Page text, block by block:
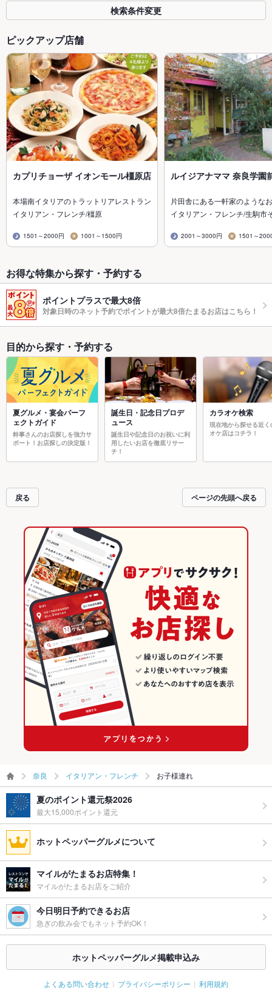
検索条件変更
ピックアップ店舗
カプリチョーザ イオンモール橿原店
本場南イタリアのトラットリアレストラン
イタリアン・フレンチ/橿原
1501～2000円 1001～1500円
ルイジアナママ 奈良学園
片田舎にある一軒家のような
イタリアン・フレンチ/生駒市
2001～3000円 1501～
お得な特集から探す・予約する
ポイントプラスで最大8倍
対象日時のネット予約でポイントが最大8倍たまるお店はこちら！
目的から探す・予約する
夏グルメ・宴会パーフ
ェクトガイド
幹事さんのお店探しを強力サ
ポート！お店探しの決定版！
誕生日・記念日プロデ
ュース
誕生日や記念日のお祝いに利
用したいお店を徹底リサー
チ！
カラオケ検索
現在地から探せる近く
オケ店はコチラ！
戻る ページの先頭へ戻る
奈良 イタリアン・フレンチ お子様連れ
夏のポイント還元祭2026
最大15,000ポイント還元
ホットペッパーグルメについて
マイルがたまるお店特集！
マイルがたまるお店をご紹介
今日明日予約できるお店
急ぎの飲み会でもネット予約OK！
ホットペッパーグルメ掲載申込み
よくある問い合わせ プライバシーポリシー 利用規約